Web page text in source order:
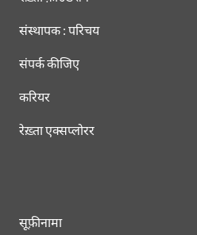
संस्थापक : परिचय
संपर्क कीजिए
करियर
रेख़्ता एक्सप्लोरर
सूफ़ीनामा